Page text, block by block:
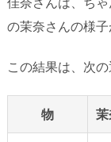
の茉奈さんの様子
この結果は、次の
物